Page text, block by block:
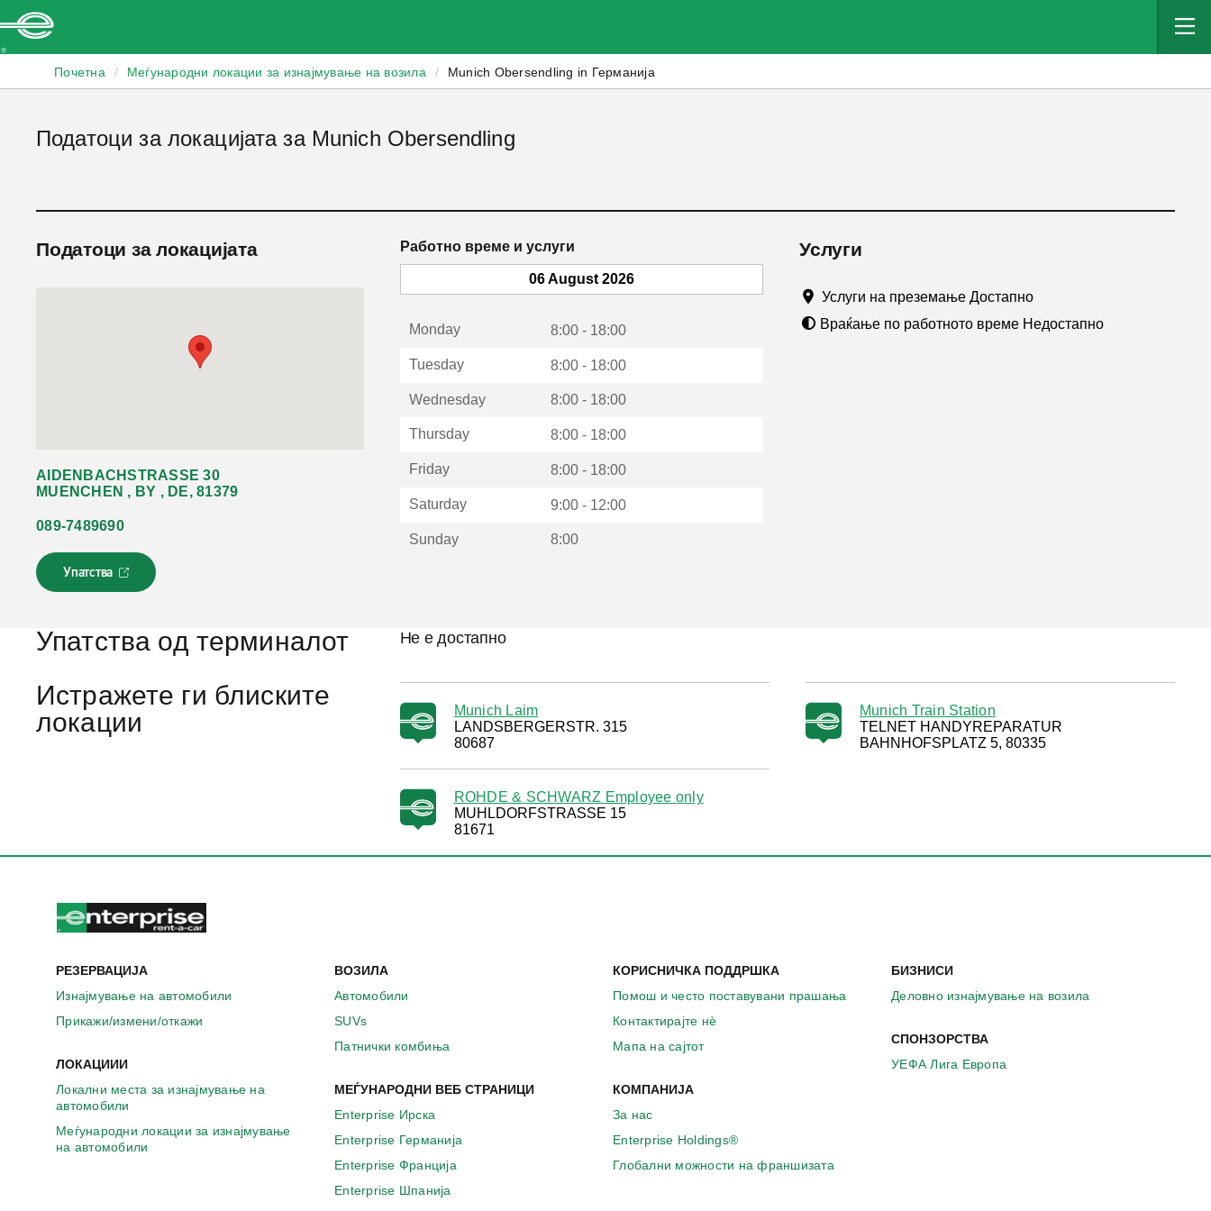
Почетна / Меѓународни локации за изнајмување на возила / Munich Obersendling in Германија
Податоци за локацијата за Munich Obersendling
Податоци за локацијата
AIDENBACHSTRASSE 30
MUENCHEN , BY , DE, 81379
089-7489690
Упатства
Л
и
о
е
о
в
о
п
о
з
р
е
Работно време и услуги
06 August 2026
Monday 8:00 - 18:00
Tuesday 8:00 - 18:00
Wednesday 8:00 - 18:00
Thursday 8:00 - 18:00
Friday 8:00 - 18:00
Saturday 9:00 - 12:00
Sunday 8:00
Услуги
Услуги на преземање Достапно
Враќање по работното време Недостапно
Упатства од терминалот Не е достапно
Истражете ги блиските
локации
Munich Laim
LANDSBERGERSTR. 315
80687
Munich Train Station
TELNET HANDYREPARATUR
BAHNHOFSPLATZ 5, 80335
ROHDE & SCHWARZ Employee only
MUHLDORFSTRASSE 15
81671
РЕЗЕРВАЦИЈА
Изнајмување на автомобили
Прикажи/измени/откажи
ЛОКАЦИИИ
Локални места за изнајмување на
автомобили
Меѓународни локации за изнајмување
на автомобили
ВОЗИЛА
Автомобили
SUVs
Патнички комбиња
МЕЃУНАРОДНИ ВЕБ СТРАНИЦИ
Enterprise Ирска
Enterprise Германија
Enterprise Франција
Enterprise Шпанија
КОРИСНИЧКА ПОДДРШКА
Помош и често поставувани прашања
Контактирајте нѐ
Мапа на сајтот
КОМПАНИЈА
За нас
Enterprise Holdings®
Глобални можности на франшизата
БИЗНИСИ
Деловно изнајмување на возила
СПОНЗОРСТВА
УЕФА Лига Европа